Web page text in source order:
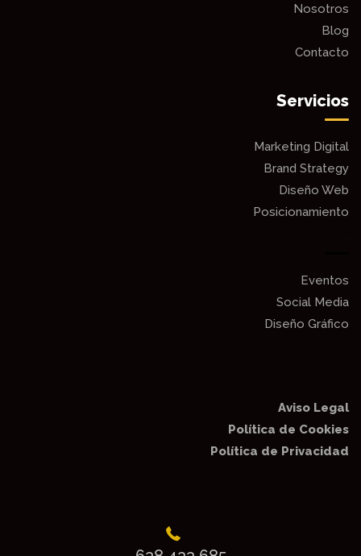
Nosotros
Blog
Contacto
Servicios
Marketing Digital
Brand Strategy
Diseño Web
Posicionamiento
Eventos
Social Media
Diseño Gráfico
Aviso Legal
Política de Cookies
Política de Privacidad